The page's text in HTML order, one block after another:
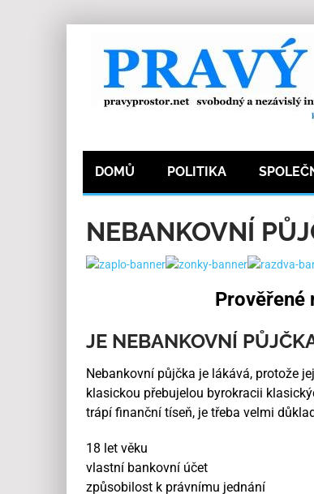
DOMŮ POLITIKA
NEBANKOVNÍ
Prověřené
JE NEBANKOVNÍ
Nebankovní půjčka je lákává, protože
klasickou přebujelou byrokracii
trápí finanční tíseň, je třeba velmi
18 let věku
vlastní bankovní účet
způsobilost k právnímu jednání